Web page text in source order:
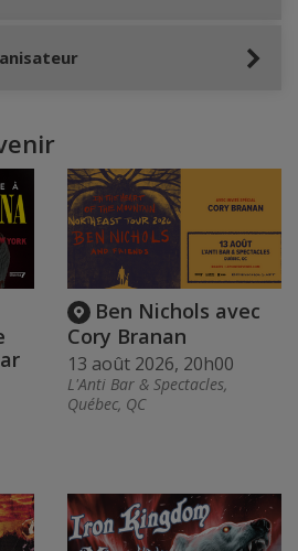
Ben Nichols avec
Cory Branan
13 août 2026, 20h00
L'Anti Bar & Spectacles,
Québec, QC